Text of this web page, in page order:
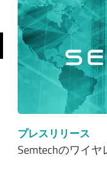
プレスリリース
Semtechのワイ